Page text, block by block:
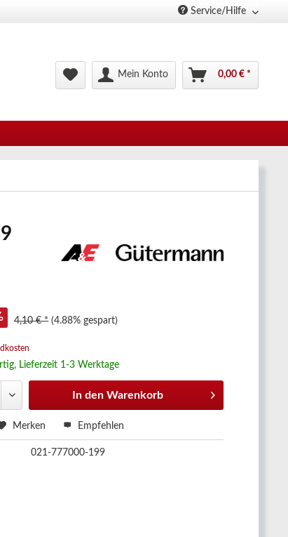
Service/Hilfe
Mein Konto 0,00 € *
4,10 € * (4.88% gespart)
Lieferzeit 1-3 Werktage
In den Warenkorb
Merken Empfehlen
021-777000-199